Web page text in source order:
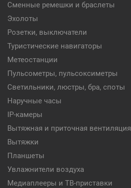
Сменные ремешки и браслеты
Эхолоты
Розетки, выключатели
Туристические навигаторы
Метеостанции
Пульсометры, пульсоксиметры
Светильники, люстры, бра, споты
Наручные часы
IP-камеры
Вытяжная и приточная вентиляция
Вытяжки
Планшеты
Увлажнители воздуха
Медиаплееры и ТВ-приставки